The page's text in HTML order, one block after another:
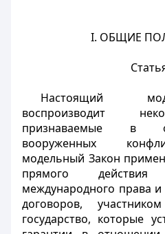
I. ОБЩИЕ
Настоящий
воспроизводит
признаваемые в
вооруженных
модельный Закон
прямого
международного права
договоров,
государство, которые